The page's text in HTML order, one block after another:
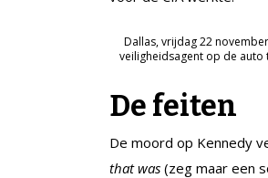
Dallas, vrijdag 22
veiligheidsagent op de auto
De feiten
De moord op Kennedy
that was (zeg maar een